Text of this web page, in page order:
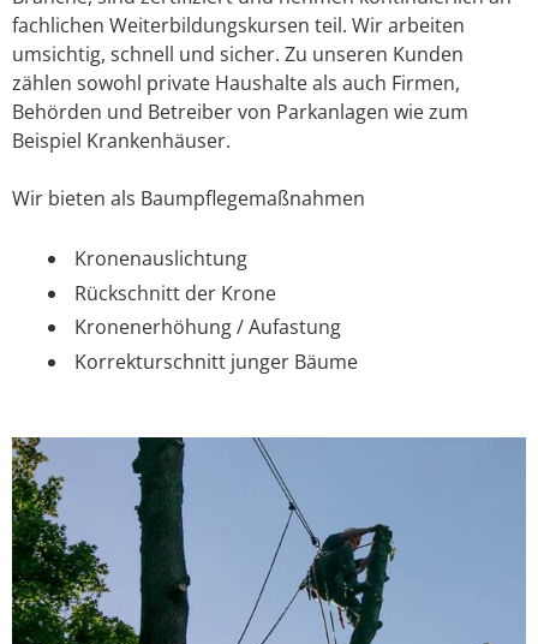
fachlichen Weiterbildungskursen teil. Wir arbeiten
umsichtig, schnell und sicher. Zu unseren Kunden
zählen sowohl private Haushalte als auch Firmen,
Behörden und Betreiber von Parkanlagen wie zum
Beispiel Krankenhäuser.
Wir bieten als Baumpflegemaßnahmen
Kronenauslichtung
Rückschnitt der Krone
Kronenerhöhung / Aufastung
Korrekturschnitt junger Bäume